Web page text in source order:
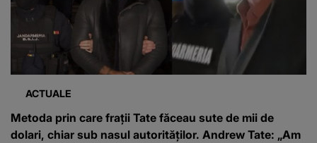
ACTUALE
Metoda prin care frații Tate făceau sute de mii de
dolari, chiar sub nasul autorităților. Andrew Tate: „Am